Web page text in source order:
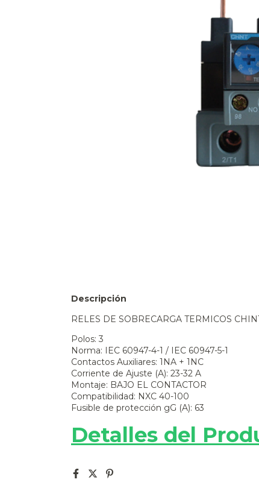
Descripción
RELES DE SOBRECARGA TERMICOS
Polos: 3
Norma: IEC 60947-4-1 / IEC 60947-5-1
Contactos Auxiliares: 1NA + 1NC
Corriente de Ajuste (A): 23-32 A
Montaje: BAJO EL CONTACTOR
Compatibilidad: NXC 40-100
Fusible de protección gG (A): 63
Detalles del